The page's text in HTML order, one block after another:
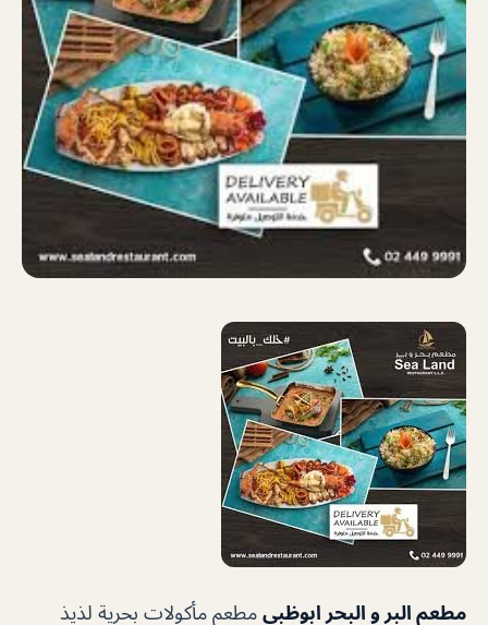
مطعم البر و البحر ابوظبي مطعم مأكولات بحرية لذيذ